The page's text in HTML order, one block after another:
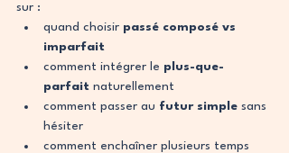
sur :
quand choisir passé composé vs
imparfait
comment intégrer le plus-que-
parfait naturellement
comment passer au futur simple sans
hésiter
comment enchaîner plusieurs temps